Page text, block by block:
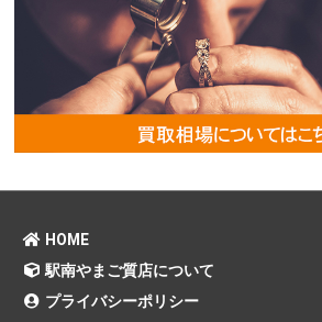
HOME
駅南やまご質店について
プライバシーポリシー